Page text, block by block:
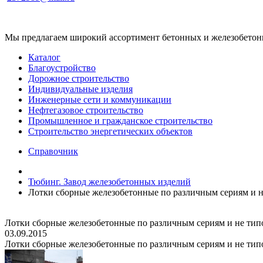
Мы предлагаем широкий ассортимент бетонных и
Каталог
Благоустройство
Дорожное строительство
Индивидуальные изделия
Инженерные сети и коммуникации
Нефтегазовое строительство
Промышленное и гражданское строительство
Строительство энергетических объектов
Справочник
Тюбинг. Завод железобетонных изделий
Лотки сборные железобетонные по различным сериям и
Лотки сборные железобетонные по различным сериям и не
03.09.2015
Лотки сборные железобетонные по различным сериям и не